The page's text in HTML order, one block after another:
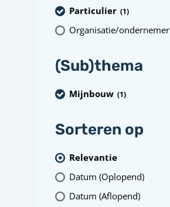
Particulier (1)
Organisatie/ondernemer
(Sub)thema
Mijnbouw (1)
Sorteren op
Relevantie
Datum (Oplopend)
Datum (Aflopend)